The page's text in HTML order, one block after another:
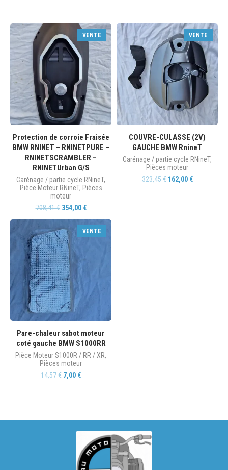
VENTE
Protection de corroie Fraisée
BMW RNINET – RNINETPURE –
RNINETSCRAMBLER –
RNINETUrban G/S
Carénage / partie cycle RNineT,
Pièce Moteur RNineT, Pièces
moteur
708,41€ 354,00 €
VENTE
COUVRE-CULASSE (2V)
GAUCHE BMW RnineT
Carénage / partie cycle RNineT,
Pièces moteur
323,45€ 162,00 €
VENTE
Pare-chaleur sabot moteur
coté gauche BMW S1000RR
Pièce Moteur S1000R / RR / XR,
Pièces moteur
14,57€ 7,00 €